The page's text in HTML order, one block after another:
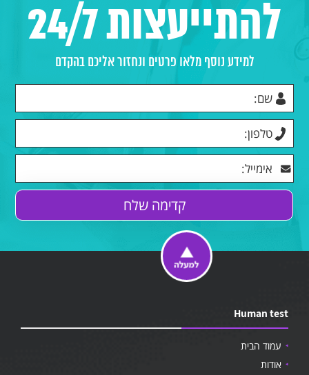
להתייעצות 24/7
למידע נוסף מלאו פרטים ונחזור אליכם בהקדם
Human test
עמוד הבית
אודות